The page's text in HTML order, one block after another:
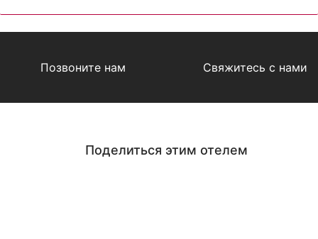
Позвоните нам Свяжитесь с нами
Поделиться этим отелем